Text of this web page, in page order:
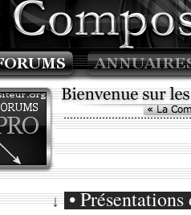
↓ •